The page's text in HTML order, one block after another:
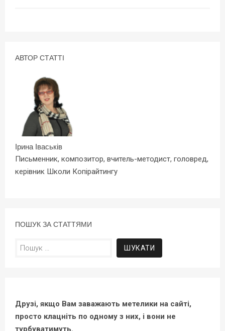
АВТОР СТАТТІ
Ірина Іваськів
Письменник, композитор, вчитель-методист, головред,
керівник Школи Копірайтингу
ПОШУК ЗА СТАТТЯМИ
Пошук:
Друзі, якщо Вам заважають метелики на сайті,
просто клацніть по одному з них, і вони не
турбуватимуть.